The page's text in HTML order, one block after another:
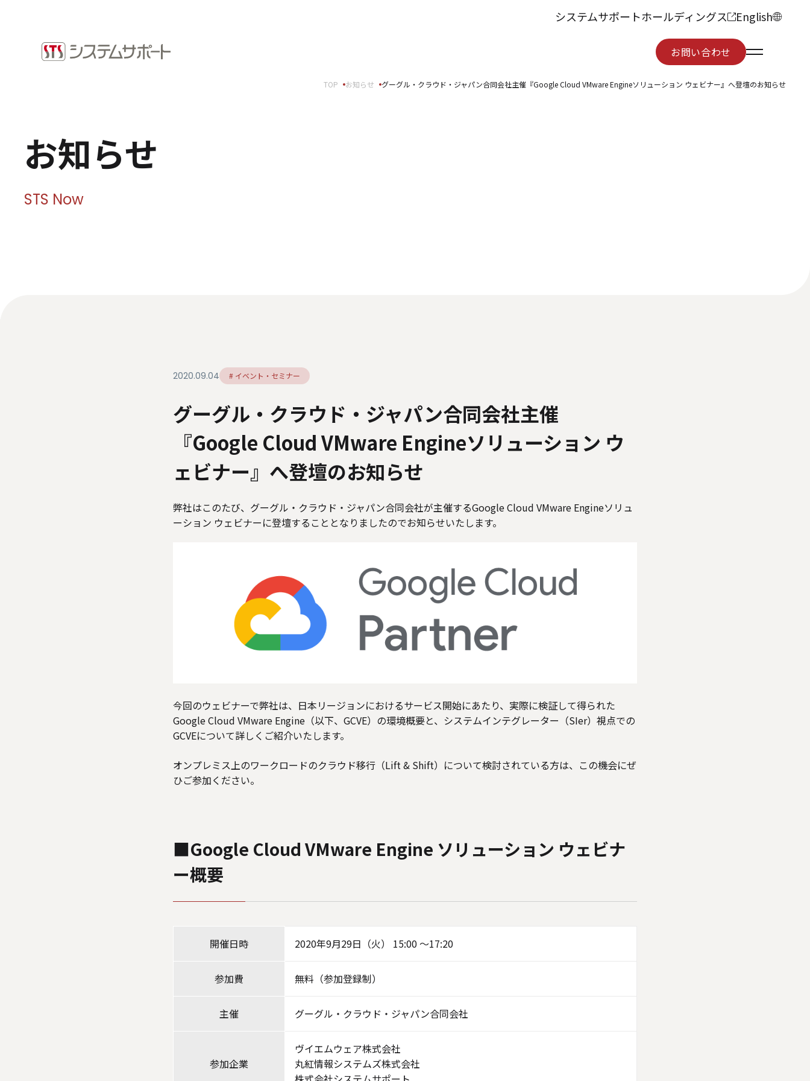
お問い合わせ
ソリューション・プロダクト
サステナビリティ
環境（E）
社会（S）
お問い合わせ
システムサポートホールディングス English
TOP お知らせ グーグル・クラウド・ジャパン合同会社主催『Google Cloud VMware Engineソリューション ウェビナー』へ登壇のお知らせ
お知らせ
STS Now
2020.09.04 # イベント・セミナー
グーグル・クラウド・ジャパン合同会社主催
『Google Cloud VMware Engineソリューション ウ
ェビナー』へ登壇のお知らせ
弊社はこのたび、グーグル・クラウド・ジャパン合同会社が主催するGoogle Cloud VMware Engineソリュ
ーション ウェビナーに登壇することとなりましたのでお知らせいたします。
今回のウェビナーで弊社は、日本リージョンにおけるサービス開始にあたり、実際に検証して得られた
Google Cloud VMware Engine（以下、GCVE）の環境概要と、システムインテグレーター（SIer）視点での
GCVEについて詳しくご紹介いたします。
オンプレミス上のワークロードのクラウド移行（Lift & Shift）について検討されている方は、この機会にぜ
ひご参加ください。
■Google Cloud VMware Engine ソリューション ウェビナ
ー概要
開催日時 2020年9月29日（火） 15:00 ～17:20
参加費 無料（参加登録制）
主催 グーグル・クラウド・ジャパン合同会社
参加企業
ヴイエムウェア株式会社
丸紅情報システムズ株式会社